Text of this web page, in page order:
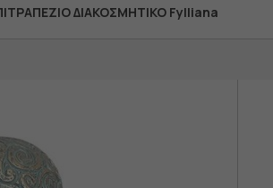
ΔΙΑΚΟΣΜΗΤΙΚΟ Fylliana